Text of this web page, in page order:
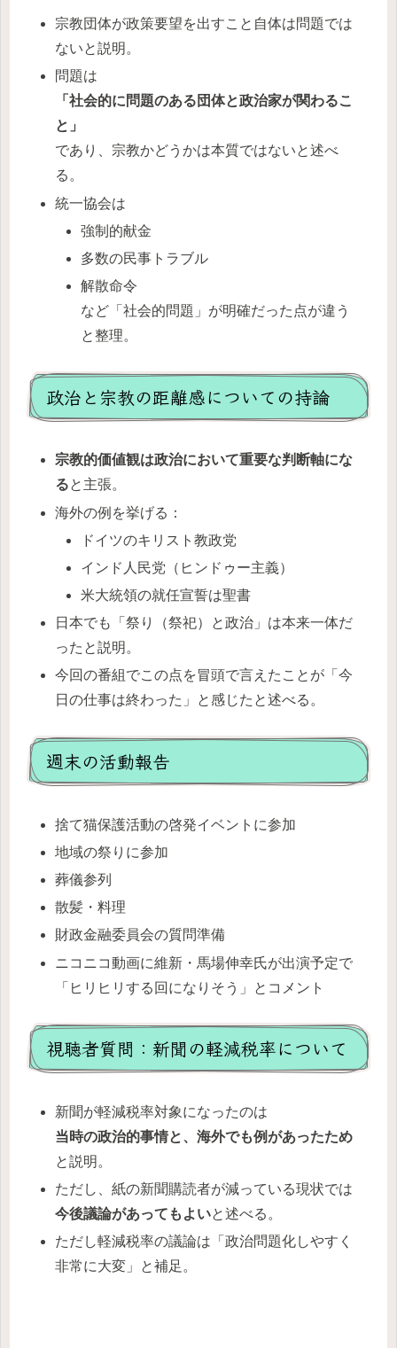
宗教団体が政策要望を出すこと自体は問題では
ないと説明。
問題は
「社会的に問題のある団体と政治家が関わるこ
と」
であり、宗教かどうかは本質ではないと述べ
る。
統一協会は
強制的献金
多数の民事トラブル
解散命令
など「社会的問題」が明確だった点が違う
と整理。
政治と宗教の距離感についての持論
宗教的価値観は政治において重要な判断軸にな
ると主張。
海外の例を挙げる：
ドイツのキリスト教政党
インド人民党（ヒンドゥー主義）
米大統領の就任宣誓は聖書
日本でも「祭り（祭祀）と政治」は本来一体だ
ったと説明。
今回の番組でこの点を冒頭で言えたことが「今
日の仕事は終わった」と感じたと述べる。
週末の活動報告
捨て猫保護活動の啓発イベントに参加
地域の祭りに参加
葬儀参列
散髪・料理
財政金融委員会の質問準備
ニコニコ動画に維新・馬場伸幸氏が出演予定で
「ヒリヒリする回になりそう」とコメント
視聴者質問：新聞の軽減税率について
新聞が軽減税率対象になったのは
当時の政治的事情と、海外でも例があったため
と説明。
ただし、紙の新聞購読者が減っている現状では
今後議論があってもよいと述べる。
ただし軽減税率の議論は「政治問題化しやすく
非常に大変」と補足。